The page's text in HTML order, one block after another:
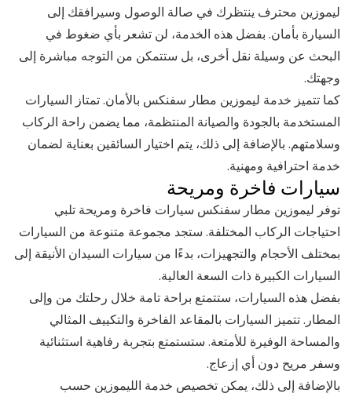
ليموزين محترف ينتظرك في صالة الوصول وسيرافقك إلى
السيارة بأمان. بفضل هذه الخدمة، لن تشعر بأي ضغوط في
البحث عن وسيلة نقل أخرى، بل ستتمكن من التوجه مباشرة إلى
وجهتك.
كما تتميز خدمة ليموزين مطار سفنكس بالأمان. تمتاز السيارات
المستخدمة بالجودة والصيانة المنتظمة، مما يضمن راحة الركاب
وسلامتهم. بالإضافة إلى ذلك، يتم اختيار السائقين بعناية لضمان
خدمة احترافية ومهنية.
سيارات فاخرة ومريحة
توفر ليموزين مطار سفنكس سيارات فاخرة ومريحة تلبي
احتياجات الركاب المختلفة. ستجد مجموعة متنوعة من السيارات
بمختلف الأحجام والتجهيزات، بدءًا من سيارات السيدان الأنيقة إلى
السيارات الكبيرة ذات السعة العالية.
بفضل هذه السيارات، ستتمتع براحة تامة خلال رحلتك من وإلى
المطار. تتميز السيارات بالمقاعد الفاخرة والتكييف المثالي
والمساحة الوفيرة للأمتعة. ستستمتع بتجربة رفاهية استثنائية
وسفر مريح دون أي إزعاج.
بالإضافة إلى ذلك، يمكن تخصيص خدمة الليموزين حسب